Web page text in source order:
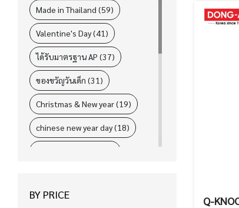
L&P(4)
Made in Thailand (59)
Valentine's Day (41)
ได้รับมาตรฐาน AP (37)
ของขวัญวันเด็ก (31)
Christmas & New year (19)
chinese new year day (18)
ได้รับมาตรฐาน มอก. (12)
BY PRICE
Q-